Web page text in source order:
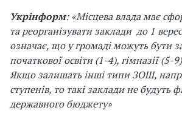
Укрінформ:«Місцева влада має
та реорганізувати заклади до 1
означає, що у громаді можуть бути
початкової освіти (1-4), гімназії (5-
Якщо залишать інші типи ЗОШ,
ступенів, то такі заклади не будуть
державного бюджету»